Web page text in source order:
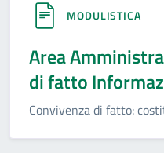
MODULISTICA
Area
di fatto
Convivenza di fatto: